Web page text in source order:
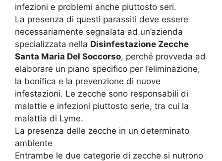
infezioni e problemi anche piuttosto seri.
La presenza di questi parassiti deve essere
necessariamente segnalata ad un’azienda
specializzata nella Disinfestazione Zecche
Santa Maria Del Soccorso, perché provveda ad
elaborare un piano specifico per l’eliminazione,
la bonifica e la prevenzione di nuove
infestazioni. Le zecche sono responsabili di
malattie e infezioni piuttosto serie, tra cui la
malattia di Lyme.
La presenza delle zecche in un determinato
ambiente
Entrambe le due categorie di zecche si nutrono